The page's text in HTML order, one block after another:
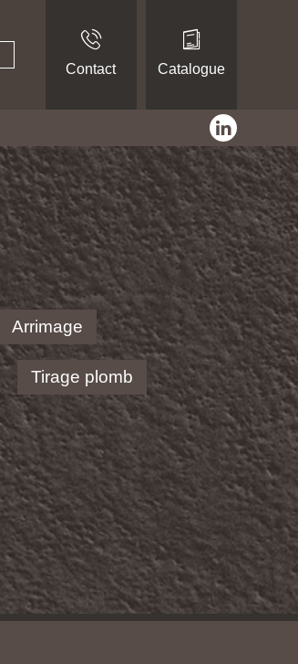
Contact Catalogue
linkedin
Arrimage
Tirage plomb